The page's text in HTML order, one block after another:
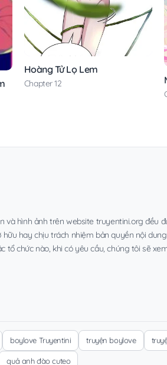
Hoàng Tử Lọ Lem
Chapter 12
và hình ảnh trên website truyentini.org đều
hữu hay chịu trách nhiệm bản quyền nội
tổ chức nào, khi có yêu cầu, chúng tôi sẽ
boylove Truyentini truyện boylove
quả anh đào cuteo